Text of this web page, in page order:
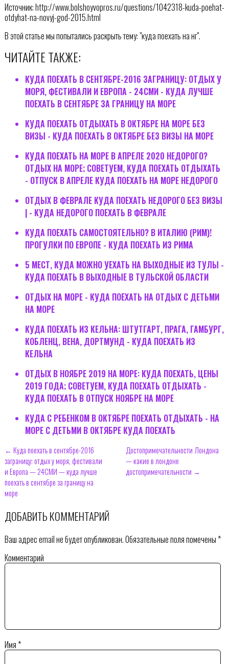
Источник: http://www.bolshoyvopros.ru/questions/1042318-kuda-poehat-
otdyhat-na-novyj-god-2015.html
В этой статье мы попытались раскрыть тему: "куда поехать на нг".
ЧИТАЙТЕ ТАКЖЕ:
КУДА ПОЕХАТЬ В СЕНТЯБРЕ-2016 ЗАГРАНИЦУ: ОТДЫХ У
МОРЯ, ФЕСТИВАЛИ И ЕВРОПА - 24СМИ - КУДА ЛУЧШЕ
ПОЕХАТЬ В СЕНТЯБРЕ ЗА ГРАНИЦУ НА МОРЕ
КУДА ПОЕХАТЬ ОТДЫХАТЬ В ОКТЯБРЕ НА МОРЕ БЕЗ
ВИЗЫ - КУДА ПОЕХАТЬ В ОКТЯБРЕ БЕЗ ВИЗЫ НА МОРЕ
КУДА ПОЕХАТЬ НА МОРЕ В АПРЕЛЕ 2020 НЕДОРОГО?
ОТДЫХ НА МОРЕ; СОВЕТУЕМ, КУДА ПОЕХАТЬ ОТДЫХАТЬ
- ОТПУСК В АПРЕЛЕ КУДА ПОЕХАТЬ НА МОРЕ НЕДОРОГО
ОТДЫХ В ФЕВРАЛЕ КУДА ПОЕХАТЬ НЕДОРОГО БЕЗ ВИЗЫ
| - КУДА НЕДОРОГО ПОЕХАТЬ В ФЕВРАЛЕ
КУДА ПОЕХАТЬ САМОСТОЯТЕЛЬНО? В ИТАЛИЮ (РИМ)!
ПРОГУЛКИ ПО ЕВРОПЕ - КУДА ПОЕХАТЬ ИЗ РИМА
5 МЕСТ, КУДА МОЖНО УЕХАТЬ НА ВЫХОДНЫЕ ИЗ ТУЛЫ -
КУДА ПОЕХАТЬ В ВЫХОДНЫЕ В ТУЛЬСКОЙ ОБЛАСТИ
ОТДЫХ НА МОРЕ - КУДА ПОЕХАТЬ НА ОТДЫХ С ДЕТЬМИ
НА МОРЕ
КУДА ПОЕХАТЬ ИЗ КЕЛЬНА: ШТУТГАРТ, ПРАГА, ГАМБУРГ,
КОБЛЕНЦ, ВЕНА, ДОРТМУНД - КУДА ПОЕХАТЬ ИЗ
КЕЛЬНА
ОТДЫХ В НОЯБРЕ 2019 НА МОРЕ: КУДА ПОЕХАТЬ, ЦЕНЫ
2019 ГОДА; СОВЕТУЕМ, КУДА ПОЕХАТЬ ОТДЫХАТЬ -
КУДА ПОЕХАТЬ В ОТПУСК НОЯБРЕ НА МОРЕ
КУДА С РЕБЕНКОМ В ОКТЯБРЕ ПОЕХАТЬ ОТДЫХАТЬ - НА
МОРЕ С ДЕТЬМИ В ОКТЯБРЕ КУДА ПОЕХАТЬ
← Куда поехать в сентябре-2016
заграницу: отдых у моря, фестивали
и Европа — 24СМИ — куда лучше
поехать в сентябре за границу на
море
Достопримечательности Лондона
— какие в лондоне
достопримечательности →
ДОБАВИТЬ КОММЕНТАРИЙ
Ваш адрес email не будет опубликован.Обязательные поля помечены*
Комментарий
Имя*